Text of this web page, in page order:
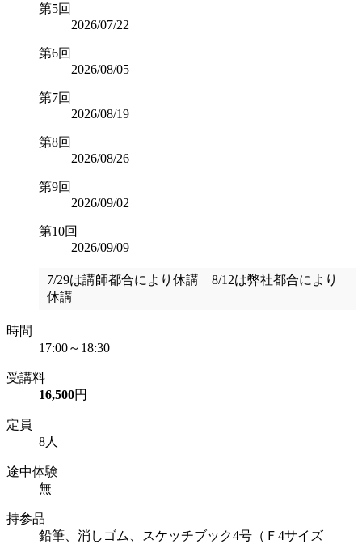
第5回
2026/07/22
第6回
2026/08/05
第7回
2026/08/19
第8回
2026/08/26
第9回
2026/09/02
第10回
2026/09/09
7/29は講師都合により休講 8/12は弊社都合により
休講
時間
17:00～18:30
受講料
16,500円
定員
8人
途中体験
無
持参品
鉛筆、消しゴム、スケッチブック4号（Ｆ4サイズ